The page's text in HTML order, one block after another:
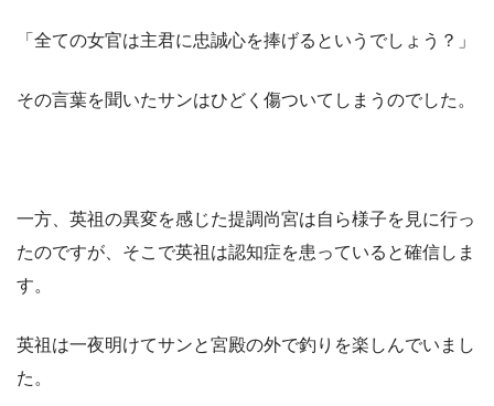
「全ての女官は主君に忠誠心を捧げるというでしょう？」
その言葉を聞いたサンはひどく傷ついてしまうのでした。
一方、英祖の異変を感じた提調尚宮は自ら様子を見に行っ
たのですが、そこで英祖は認知症を患っていると確信しま
す。
英祖は一夜明けてサンと宮殿の外で釣りを楽しんでいまし
た。